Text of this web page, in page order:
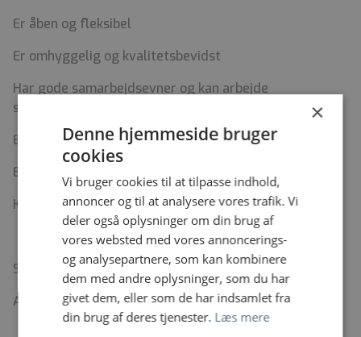
Er åben og fleksibel
Er omhyggelig og kvalitetsbevidst
Har gode samarbejdsevner og kan arbejde
selvstændigt
Er serviceminded og har interesse i patienten
Er positiv og har humoristisk sans
Kan organisere, planlægge og prioritere egne opgaver
Samtaler afholdes d. 17/12-25
Ansættelse pr. 1. februar eller efter aftale.
×
Denne hjemmeside bruger
cookies
Vi bruger cookies til at tilpasse indhold,
annoncer og til at analysere vores trafik. Vi
deler også oplysninger om din brug af
vores websted med vores annoncerings-
og analysepartnere, som kan kombinere
dem med andre oplysninger, som du har
givet dem, eller som de har indsamlet fra
din brug af deres tjenester. Læs mere